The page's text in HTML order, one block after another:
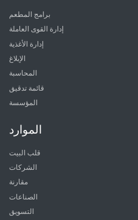
برامج المطعم
إدارة القوى العاملة
إدارة الأغذية
الإبلاغ
المحاسبة
قائمة تدقيق
المؤسسة
الموارد
قلب البيت
الشركات
مقارنة
الصناعات
التسويق